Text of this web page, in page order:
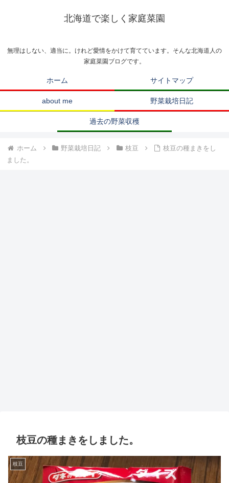
北海道で楽しく家庭菜園
無理はしない、適当に。けれど愛情をかけて育てています。そんな北海道人の
家庭菜園ブログです。
ホーム サイトマップ
about me 野菜栽培日記
過去の野菜収穫
ホーム 野菜栽培日記 枝豆
枝豆の種まきをし
ました。
枝豆の種まきをしました。
枝豆